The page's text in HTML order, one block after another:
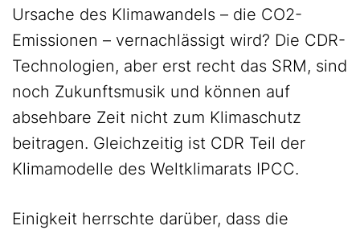
Ursache des Klimawandels – die CO2-
Emissionen – vernachlässigt wird? Die CDR-
Technologien, aber erst recht das SRM, sind
noch Zukunftsmusik und können auf
absehbare Zeit nicht zum Klimaschutz
beitragen. Gleichzeitig ist CDR Teil der
Klimamodelle des Weltklimarats IPCC.
Einigkeit herrschte darüber, dass die